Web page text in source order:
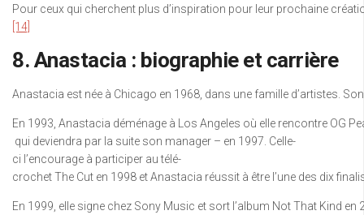
Pour ceux qui cherchent plus d’inspiration pour leur prochaine
[14]
8. Anastacia : biographie et carrière
Anastacia est née à Chicago en 1968, dans une famille d’artistes.
En 1993, Anastacia déménage à Los Angeles où elle rencontre OG
qui deviendra par la suite son manager – en 1997. Celle-
ci l’encourage à participer au télé-
crochet The Cut en 1998 et Anastacia réussit à être l’une des dix
En 1999, elle signe chez Sony Music et sort l’album Not That Kind